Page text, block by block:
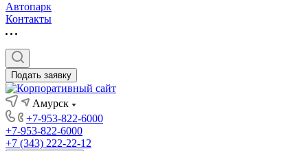
Автопарк
Контакты
Подать заявку
Амурск
+7-953-822-6000
+7-953-822-6000
+7 (343) 222-22-12